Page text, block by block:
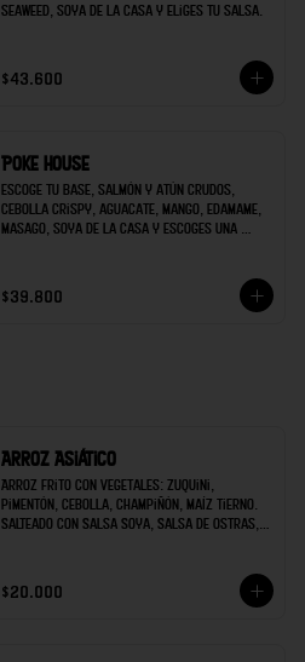
seaweed, soya de la casa y eliges tu salsa.
$43.600
Poke house
Escoge tu base, salmón y atún crudos,
cebolla crispy, aguacate, mango, edamame,
masago, soya de la casa y escoges una
$39.800
Arroz Asiático
Arroz frito con vegetales: Zuquini,
pimentón, cebolla, champiñón, maíz tierno.
Salteado con Salsa Soya, Salsa de Ostras,
$20.000